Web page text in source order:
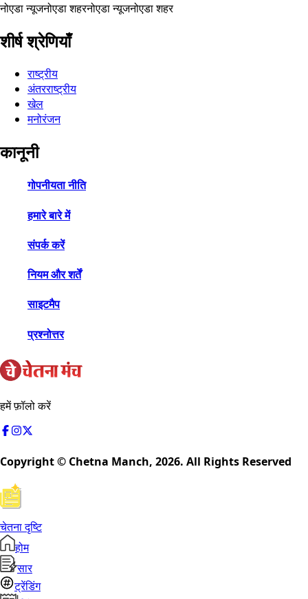
नोएडा न्यूजनोएडा शहरनोएडा न्यूजनोएडा शहर
शीर्ष श्रेणियाँ
राष्ट्रीय
अंतरराष्ट्रीय
खेल
मनोरंजन
कानूनी
गोपनीयता नीति
हमारे बारे में
संपर्क करें
नियम और शर्तें
साइटमैप
प्रश्नोत्तर
हमें फ़ॉलो करें
Copyright © Chetna Manch, 2026. All Rights Reserved
चेतना दृष्टि
होम
सार
ट्रेंडिंग